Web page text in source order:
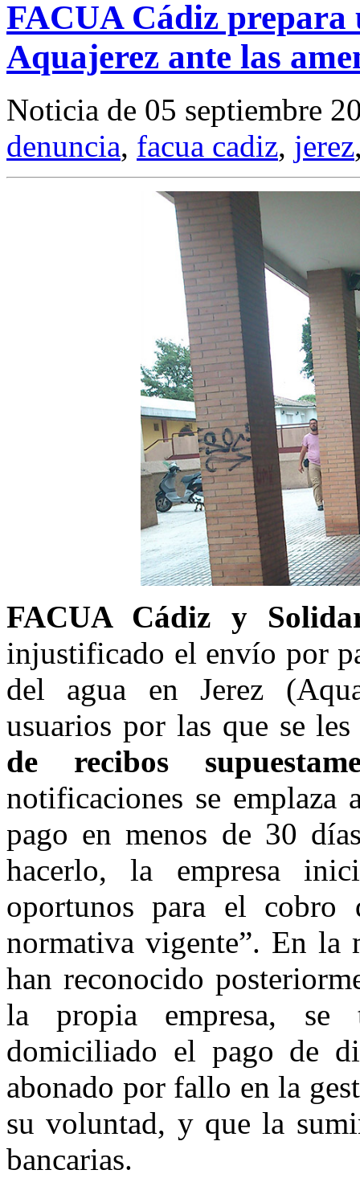
FACUA Cádiz prepara
Aquajerez ante las
Noticia de 05 septiembre
denuncia, facua cadiz, jerez
FACUA Cádiz y
injustificado el envío por
del agua en Jerez
usuarios por las que se
de recibos
notificaciones se emplaza
pago en menos de 30
hacerlo, la empresa
oportunos para el
normativa vigente”. En la
han reconocido
la propia empresa, se
domiciliado el pago de
abonado por fallo en la
su voluntad, y que la
bancarias.